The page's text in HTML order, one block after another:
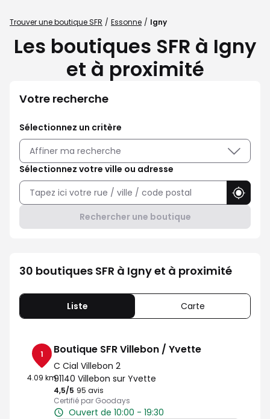
Trouver une boutique SFR Essonne Igny
Les boutiques SFR à Igny
et à proximité
Votre recherche
Sélectionnez un critère
Affiner ma recherche
Sélectionnez votre ville ou adresse
Rechercher une boutique
30 boutiques SFR à Igny et à proximité
Liste Carte
1
4.09 km
Boutique SFR Villebon / Yvette
C Cial Villebon 2
91140 Villebon sur Yvette
4,5/5 Note de 4.5 sur 5
95 avis
Certifié par Goodays
Ouvert de 10:00 - 19:30